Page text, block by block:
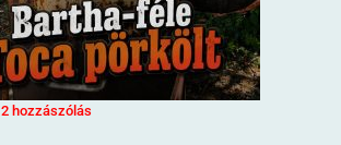
2 hozzászólás